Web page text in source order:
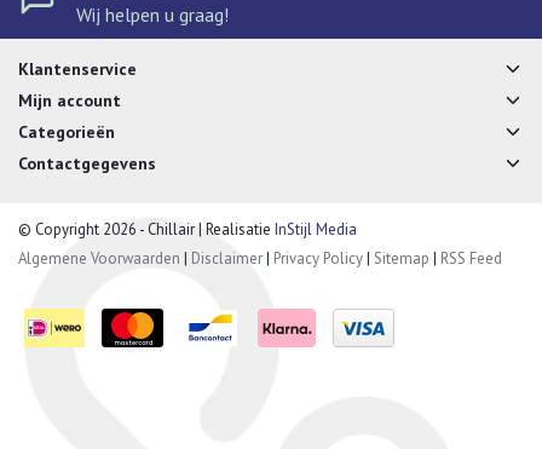
Wij helpen u graag!
Klantenservice
Mijn account
Categorieën
Contactgegevens
© Copyright 2026 - Chillair | Realisatie InStijl Media
Algemene Voorwaarden | Disclaimer| Privacy Policy| Sitemap | RSS Feed